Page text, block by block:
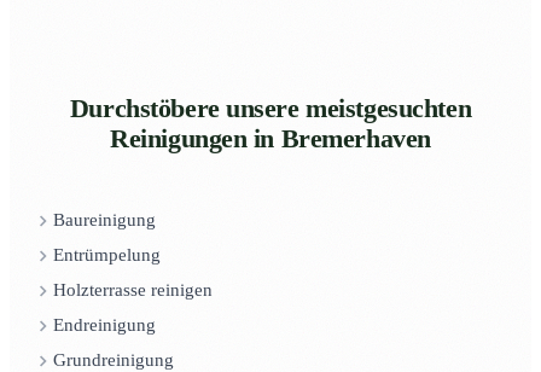
Durchstöbere unsere meistgesuchten
Reinigungen in Bremerhaven
Baureinigung
Entrümpelung
Holzterrasse reinigen
Endreinigung
Grundreinigung